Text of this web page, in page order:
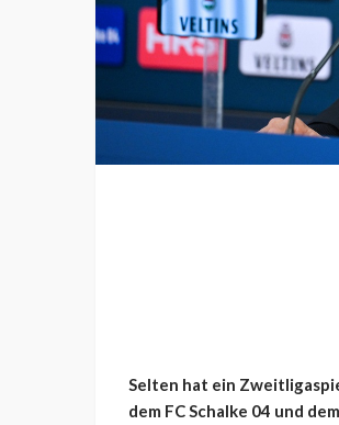
Selten hat ein
dem FC Schalke 04 und